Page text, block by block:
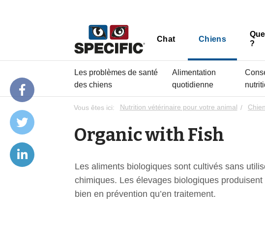
Chat Chiens
?
Les problèmes de santé
des chiens
Alimentation
quotidienne
Vous êtes ici: Nutrition vétérinaire pour votre animal
Organic with Fish
Les aliments biologiques sont cultivés sans
chimiques. Les élevages biologiques
bien en prévention qu’en traitement.